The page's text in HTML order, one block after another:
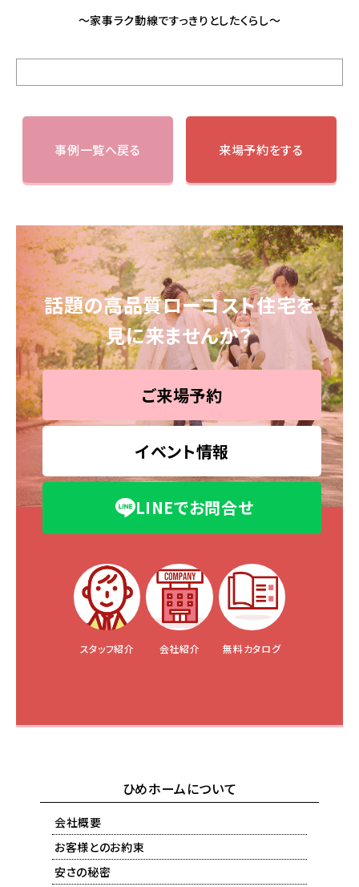
～家事ラク動線ですっきりとしたくらし～
事例一覧へ戻る 来場予約をする
話題の高品質ローコスト住宅を
見に来ませんか？
ご来場予約
イベント情報
LINEでお問合せ
スタッフ紹介 会社紹介 無料カタログ
ひめホームについて
会社概要
お客様とのお約束
安さの秘密